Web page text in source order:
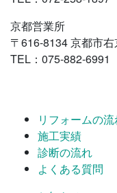
京都営業所
〒616-8134 京都市
TEL：075-882-6991
リフォームの
施工実績
診断の流れ
よくある質問